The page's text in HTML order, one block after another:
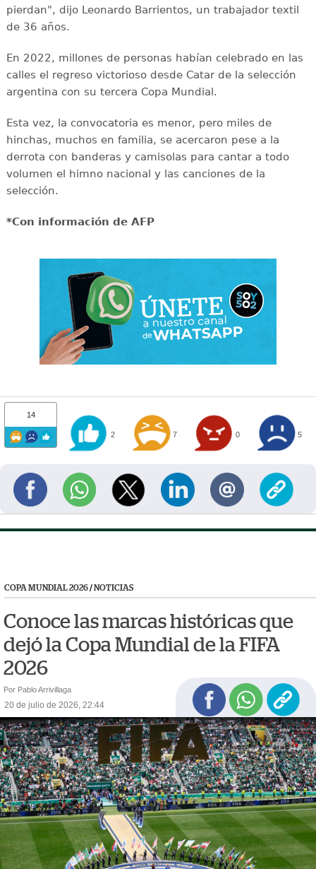
pierdan", dijo Leonardo Barrientos, un trabajador textil
de 36 años.
En 2022, millones de personas habían celebrado en las
calles el regreso victorioso desde Catar de la selección
argentina con su tercera Copa Mundial.
Esta vez, la convocatoria es menor, pero miles de
hinchas, muchos en familia, se acercaron pese a la
derrota con banderas y camisolas para cantar a todo
volumen el himno nacional y las canciones de la
selección.
*Con información de AFP
14
2 7 0 5
COPA MUNDIAL 2026/NOTICIAS
Conoce las marcas históricas que
dejó la Copa Mundial de la FIFA
2026
Por Pablo Arrivillaga
20 de julio de 2026, 22:44